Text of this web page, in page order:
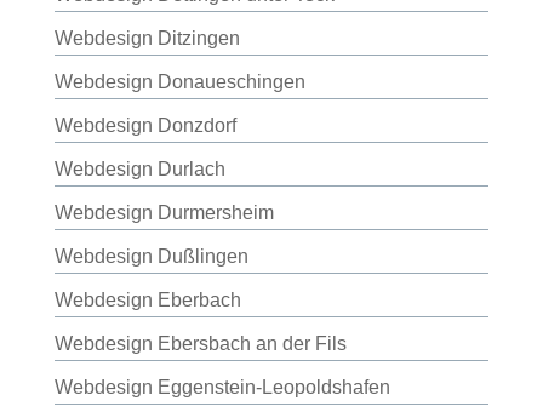
Webdesign Ditzingen
Webdesign Donaueschingen
Webdesign Donzdorf
Webdesign Durlach
Webdesign Durmersheim
Webdesign Dußlingen
Webdesign Eberbach
Webdesign Ebersbach an der Fils
Webdesign Eggenstein-Leopoldshafen